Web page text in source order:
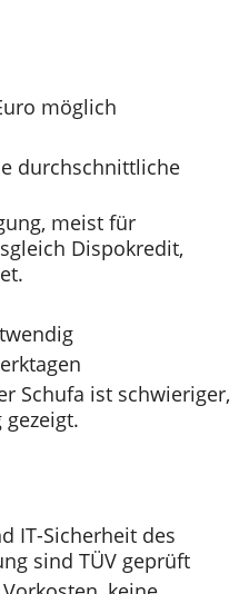
möglich
durchschnittliche
meist für
Dispokredit,
Schufa ist schwieriger,
IT-Sicherheit des
sind TÜV geprüft